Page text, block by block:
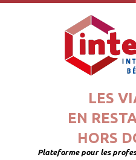
LES
EN
HORS
Plateforme pour les